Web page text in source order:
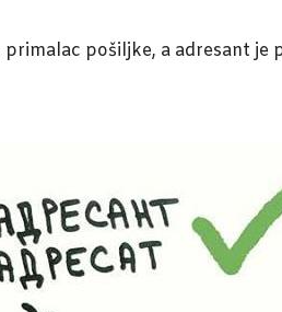
pošiljke, a adresant je